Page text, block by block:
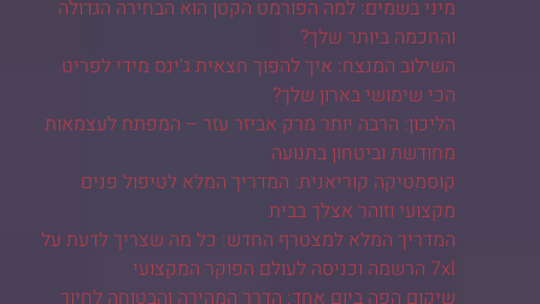
מיני בשמים: למה הפורמט הקטן הוא הבחירה הגדולה
והחכמה ביותר שלך?
השילוב המנצח: איך להפוך חצאית ג'ינס מידי לפריט
הכי שימושי בארון שלך?
הליכון: הרבה יותר מרק אביזר עזר – המפתח לעצמאות
מחודשת וביטחון בתנועה
קוסמטיקה קוריאנית: המדריך המלא לטיפול פנים
מקצועי וזוהר אצלך בבית
המדריך המלא למצטרף החדש: כל מה שצריך לדעת על
7xl הרשמה וכניסה לעולם הפוקר המקצועי
שיקום הפה ביום אחד: הדרך המהירה והבטוחה לחיוך